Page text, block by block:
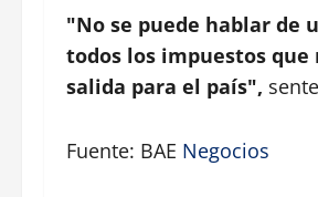
"No se puede hablar de
todos los impuestos que
salida para el país",
Fuente: BAE Negocios